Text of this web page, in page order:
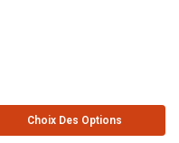
Choix Des Options